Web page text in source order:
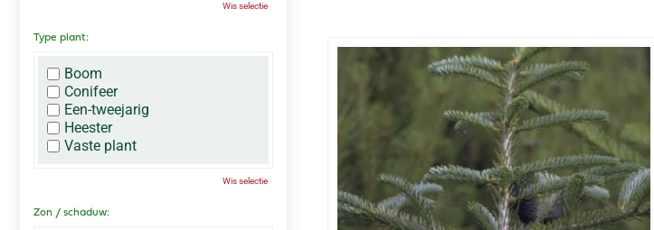
Wis selectie
Type plant:
Boom
Conifeer
Een-tweejarig
Heester
Vaste plant
Wis selectie
Zon / schaduw: